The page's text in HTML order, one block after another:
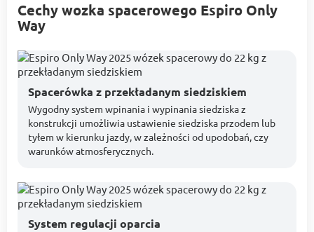
Cechy wozka spacerowego Espiro Only
Way
Spacerówka z przekładanym siedziskiem
Wygodny system wpinania i wypinania siedziska z
konstrukcji umożliwia ustawienie siedziska przodem lub
tyłem w kierunku jazdy, w zależności od upodobań, czy
warunków atmosferycznych.
System regulacji oparcia